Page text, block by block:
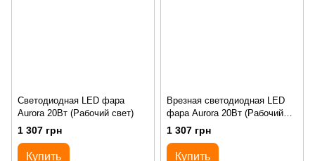
Светодиодная LED фара
Aurora 20Вт (Рабочий свет)
1 307 грн
Купить
Врезная cветодиодная LED
фара Aurora 20Вт (Рабочий
свет)
1 307 грн
Купить